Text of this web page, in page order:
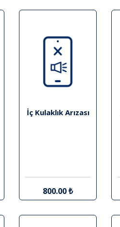
İç Kulaklık Arızası
800.00 ₺